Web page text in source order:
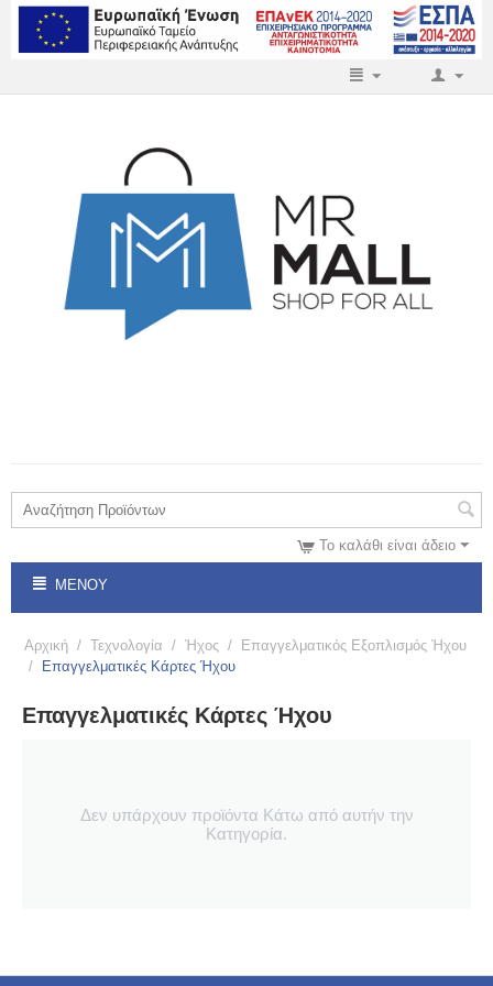
Το καλάθι είναι άδειο
ΜΕΝΟΎ
Αρχική / Τεχνολογία / Ήχος /
Επαγγελματικός Εξοπλισμός Ήχου
/
Επαγγελματικές Κάρτες Ήχου
Επαγγελματικές Κάρτες Ήχου
Δεν υπάρχουν προϊόντα Κάτω από αυτήν την
Κατηγορία.